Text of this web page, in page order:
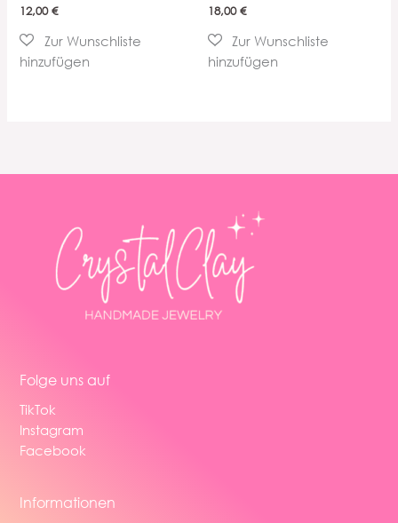
12,00€ 18,00€
Folge uns auf
TikTok
Instagram
Facebook
Informationen